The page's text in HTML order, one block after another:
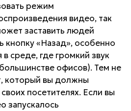
режим
видео, так
заставить людей
кнопку «Назад», особенно
среде, где громкий звук
офисов). Тем не
который вы должны
посетителях. Если вы
запускалось